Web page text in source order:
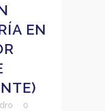
EN
0